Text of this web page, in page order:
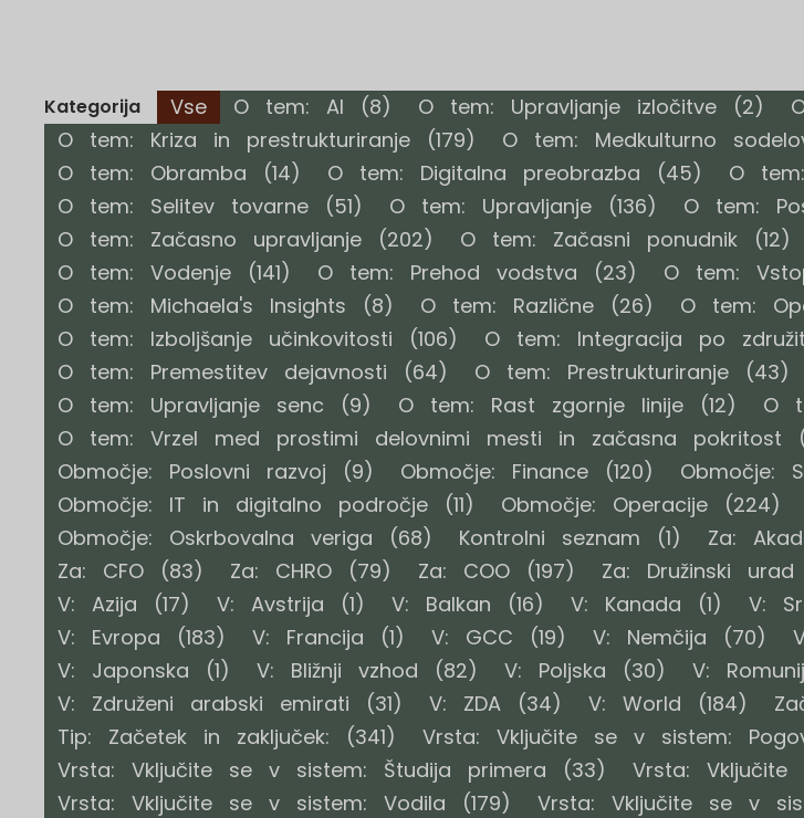
Kategorija Vse O tem: AI (8) O tem: Upravljanje izločitve (2)
O tem: Kriza in prestrukturiranje (179) O tem: Medkulturno
O tem: Obramba (14) O tem: Digitalna preobrazba (45) O
O tem: Selitev tovarne (51) O tem: Upravljanje (136) O tem:
O tem: Začasno upravljanje (202) O tem: Začasni ponudnik (12)
O tem: Vodenje (141) O tem: Prehod vodstva (23) O tem:
O tem: Michaela's Insights (8) O tem: Različne (26) O tem:
O tem: Izboljšanje učinkovitosti (106) O tem: Integracija po
O tem: Premestitev dejavnosti (64) O tem: Prestrukturiranje (43)
O tem: Upravljanje senc (9) O tem: Rast zgornje linije (12) O
O tem: Vrzel med prostimi delovnimi mesti in začasna pokritost
Območje: Poslovni razvoj (9) Območje: Finance (120) Območje:
Območje: IT in digitalno področje (11) Območje: Operacije (224)
Območje: Oskrbovalna veriga (68) Kontrolni seznam (1) Za:
Za: CFO (83) Za: CHRO (79) Za: COO (197) Za: Družinski urad
V: Azija (17) V: Avstrija (1) V: Balkan (16) V: Kanada (1) V:
V: Evropa (183) V: Francija (1) V: GCC (19) V: Nemčija (70)
V: Japonska (1) V: Bližnji vzhod (82) V: Poljska (30) V:
V: Združeni arabski emirati (31) V: ZDA (34) V: World (184)
Tip: Začetek in zaključek: (341) Vrsta: Vključite se v sistem:
Vrsta: Vključite se v sistem: Študija primera (33) Vrsta:
Vrsta: Vključite se v sistem: Vodila (179) Vrsta: Vključite se v